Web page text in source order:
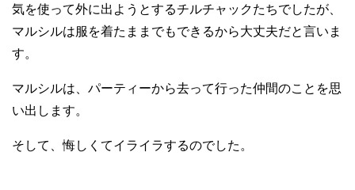
気を使って外に出ようとするチルチャックたちでしたが、
マルシルは服を着たままでもできるから大丈夫だと言いま
す。
マルシルは、パーティーから去って行った仲間のことを思
い出します。
そして、悔しくてイライラするのでした。